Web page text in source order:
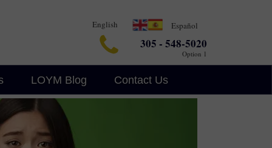
305 - 548-5020
Option 1
Español
English
LOYM Blog
Business Blog
Criminal Defense Blog
Contact Us